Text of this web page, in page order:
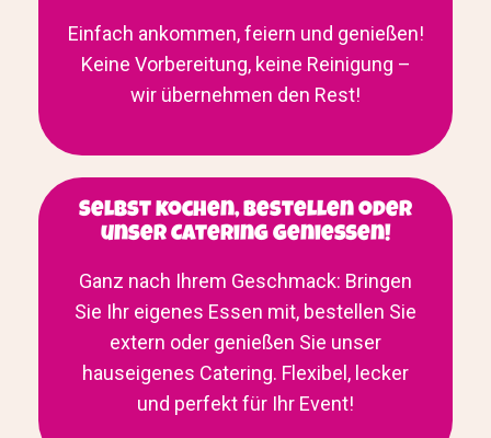
Einfach ankommen, feiern und genießen!
Keine Vorbereitung, keine Reinigung –
wir übernehmen den Rest!
Selbst kochen, bestellen oder
unser Catering genießen!
Ganz nach Ihrem Geschmack: Bringen
Sie Ihr eigenes Essen mit, bestellen Sie
extern oder genießen Sie unser
hauseigenes Catering. Flexibel, lecker
und perfekt für Ihr Event!